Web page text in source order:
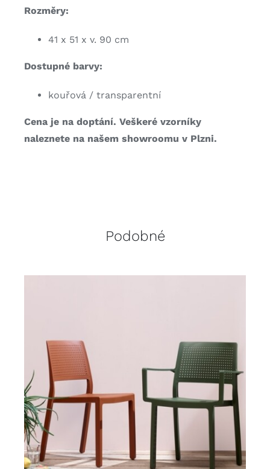
Rozměry:
41 x 51 x v. 90 cm
Dostupné barvy:
kouřová / transparentní
Cena je na doptání. Veškeré vzorníky
naleznete na našem showroomu v Plzni.
Podobné
DETAILY